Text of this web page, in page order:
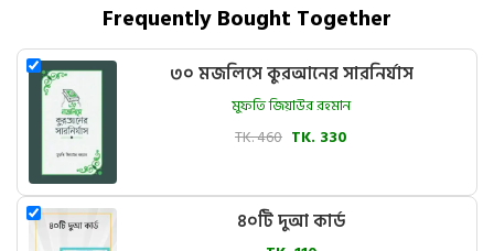
Frequently Bought Together
৩০ মজলিসে কুরআনের সারনির্যাস
মুফতি জিয়াউর রহমান
TK. 460 TK. 330
৪০টি দুআ কার্ড